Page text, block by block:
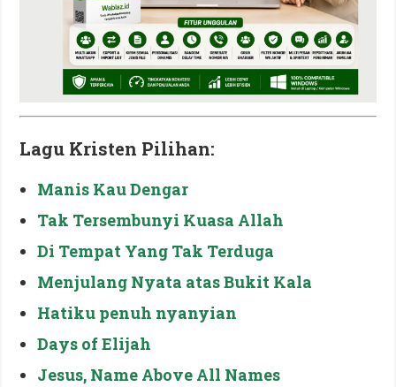
Lagu Kristen Pilihan:
Manis Kau Dengar
Tak Tersembunyi Kuasa Allah
Di Tempat Yang Tak Terduga
Menjulang Nyata atas Bukit Kala
Hatiku penuh nyanyian
Days of Elijah
Jesus, Name Above All Names